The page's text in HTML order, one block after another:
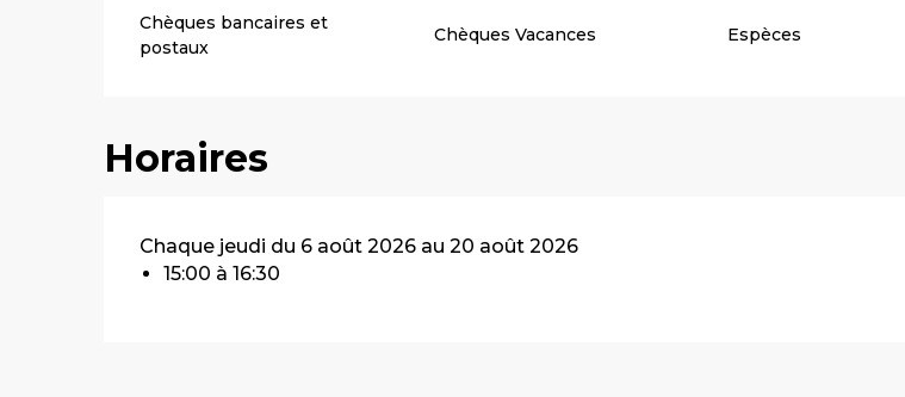
Chèques bancaires et
postaux
Chèques Vacances Espèces
Horaires
Chaque jeudi du 6 août 2026 au 20 août 2026
15:00 à 16:30